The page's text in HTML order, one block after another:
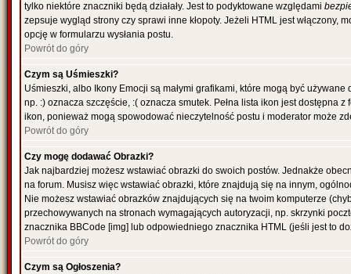
tylko niektóre znaczniki będą działały. Jest to podyktowane względami
zepsuje wygląd strony czy sprawi inne kłopoty. Jeżeli HTML jest włączony,
opcję w formularzu wysłania postu.
Powrót do góry
Czym są Uśmieszki?
Uśmieszki, albo Ikony Emocji są małymi grafikami, które mogą być
np. :) oznacza szczęście, :( oznacza smutek. Pełna lista ikon jest dostępna
ikon, ponieważ mogą spowodować nieczytelność postu i moderator może
Powrót do góry
Czy mogę dodawać Obrazki?
Jak najbardziej możesz wstawiać obrazki do swoich postów. Jednakże
na forum. Musisz więc wstawiać obrazki, które znajdują się na innym,
Nie możesz wstawiać obrazków znajdujących się na twoim komputerze
przechowywanych na stronach wymagających autoryzacji, np. skrzynki
znacznika BBCode [img] lub odpowiedniego znacznika HTML (jeśli jest to
Powrót do góry
Czym są Ogłoszenia?